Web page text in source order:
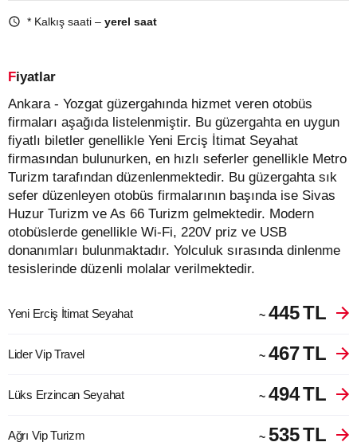
* Kalkış saati – yerel saat
Fiyatlar
Ankara - Yozgat güzergahında hizmet veren otobüs
firmaları aşağıda listelenmiştir. Bu güzergahta en uygun
fiyatlı biletler genellikle Yeni Erciş İtimat Seyahat
firmasından bulunurken, en hızlı seferler genellikle Metro
Turizm tarafından düzenlenmektedir. Bu güzergahta sık
sefer düzenleyen otobüs firmalarının başında ise Sivas
Huzur Turizm ve As 66 Turizm gelmektedir. Modern
otobüslerde genellikle Wi-Fi, 220V priz ve USB
donanımları bulunmaktadır. Yolculuk sırasında dinlenme
tesislerinde düzenli molalar verilmektedir.
Yeni Erciş İtimat Seyahat ~ 445TL
Lider Vip Travel ~ 467TL
Lüks Erzincan Seyahat ~ 494TL
Ağrı Vip Turizm ~ 535TL